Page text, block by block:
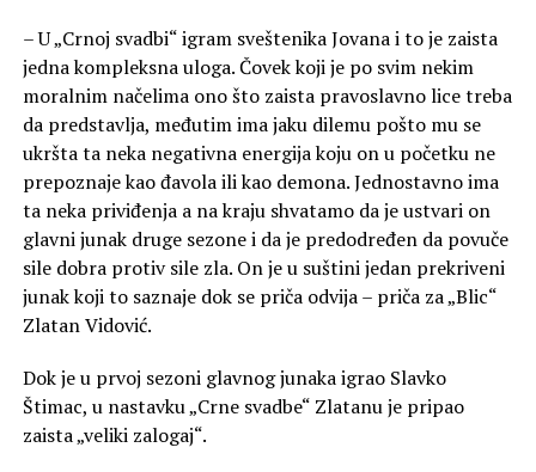
– U „Crnoj svadbi“ igram sveštenika Jovana i to je zaista
jedna kompleksna uloga. Čovek koji je po svim nekim
moralnim načelima ono što zaista pravoslavno lice treba
da predstavlja, međutim ima jaku dilemu pošto mu se
ukršta ta neka negativna energija koju on u početku ne
prepoznaje kao đavola ili kao demona. Jednostavno ima
ta neka priviđenja a na kraju shvatamo da je ustvari on
glavni junak druge sezone i da je predodređen da povuče
sile dobra protiv sile zla. On je u suštini jedan prekriveni
junak koji to saznaje dok se priča odvija – priča za „Blic“
Zlatan Vidović.
Dok je u prvoj sezoni glavnog junaka igrao Slavko
Štimac, u nastavku „Crne svadbe“ Zlatanu je pripao
zaista „veliki zalogaj“.